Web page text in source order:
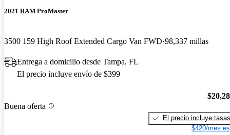
2021 RAM ProMaster
3500 159 High Roof Extended Cargo Van FWD 98,337 millas
Entrega a domicilio desde Tampa, FL
El precio incluye envío de $399
Buena oferta
El precio incluye tasas
$420/mes